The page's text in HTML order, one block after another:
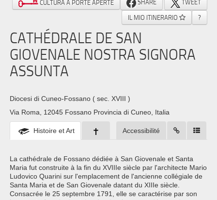
CULTURA A PORTE APERTE SHARE
TWEET
IL MIO ITINERARIO
?
CATHÉDRALE DE SAN
GIOVENALE NOSTRA SIGNORA
ASSUNTA
Diocesi di Cuneo-Fossano ( sec. XVIII )
Via Roma, 12045 Fossano Provincia di Cuneo, Italia ‎
Histoire et Art Accessibilité
La cathédrale de Fossano dédiée à San Giovenale et Santa
Maria fut construite à la fin du XVIIIe siècle par l'architecte Mario
Ludovico Quarini sur l'emplacement de l'ancienne collégiale de
Santa Maria et de San Giovenale datant du XIIIe siècle.
Consacrée le 25 septembre 1791, elle se caractérise par son